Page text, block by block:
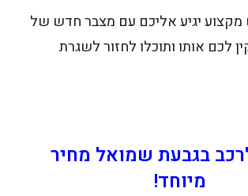
מקצוע יגיע אליכם עם מצבר חדש של
לכם אותו ותוכלו לחזור לשגרת
בגבעת שמואל מחיר
מיוחד!